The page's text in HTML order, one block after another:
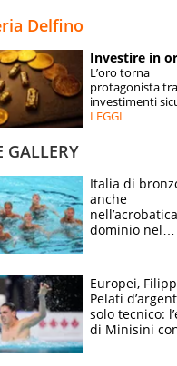
SPECIALI
ESPERTI
Delfino
Investire in
L’oro torna
protagonista
investimenti
LEGGI
GALLERY
Italia di
anche
dominio nel
e compagni
continuare
Europei,
Pelati
solo tecnico:
di Minisini